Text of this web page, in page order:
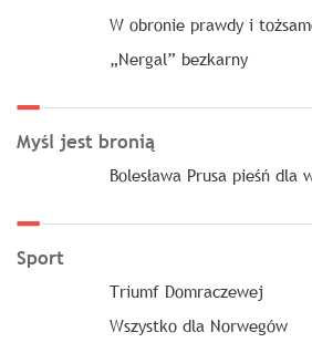
W obronie prawdy i
„Nergal” bezkarny
Myśl jest bronią
Bolesława Prusa pieśń dla
Sport
Triumf Domraczewej
Wszystko dla Norwegów